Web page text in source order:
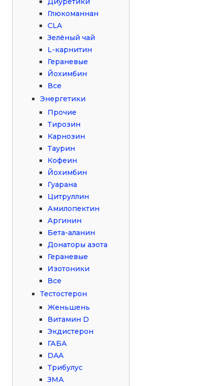
Глюкоманнан
CLA
Зелёный чай
L-карнитин
Гераневые
Йохимбин
Все
Энергетики
Прочие
Тирозин
Карнозин
Таурин
Кофеин
Йохимбин
Гуарана
Цитруллин
Амилопектин
Аргинин
Бета-аланин
Донаторы азота
Гераневые
Изотоники
Все
Тестостерон
Женьшень
Витамин D
Экдистерон
ГАБА
DAA
Трибулус
ЗМА